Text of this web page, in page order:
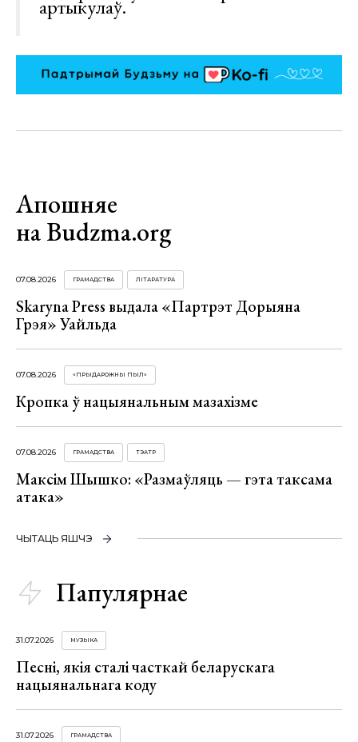
артыкулаў.
Апошняе
на Budzma.org
07.08.2026 ГРАМАДСТВА ЛІТАРАТУРА
Skaryna Press выдала «Партрэт Дорыяна
Грэя» Уайльда
07.08.2026 «ПРЫДАРОЖНЫ ПЫЛ»
Кропка ў нацыянальным мазахізме
07.08.2026 ГРАМАДСТВА ТЭАТР
Максім Шышко: «Размаўляць — гэта таксама
атака»
ЧЫТАЦЬ ЯШЧЭ
Папулярнае
31.07.2026 МУЗЫКА
Песні, якія сталі часткай беларускага
нацыянальнага коду
31.07.2026 ГРАМАДСТВА